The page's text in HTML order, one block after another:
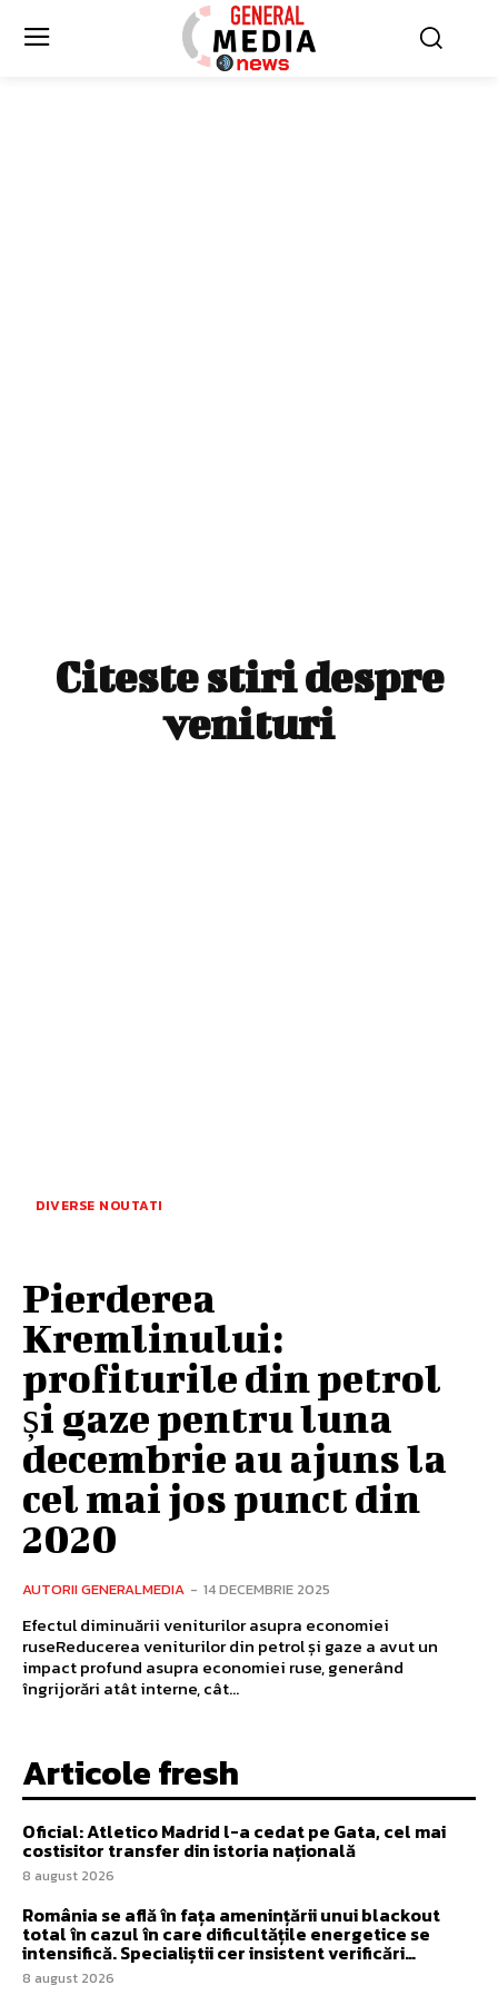
Citeste stiri despre
venituri
DIVERSE NOUTATI
Pierderea
Kremlinului:
profiturile din petrol
și gaze pentru luna
decembrie au ajuns la
cel mai jos punct din
2020
AUTORII GENERALMEDIA - 14 DECEMBRIE 2025
Efectul diminuării veniturilor asupra economiei
ruseReducerea veniturilor din petrol și gaze a avut un
impact profund asupra economiei ruse, generând
îngrijorări atât interne, cât...
Articole fresh
Oficial: Atletico Madrid l-a cedat pe Gata, cel mai
costisitor transfer din istoria națională
8 august 2026
România se află în fața amenințării unui blackout
total în cazul în care dificultățile energetice se
intensifică. Specialiștii cer insistent verificări…
8 august 2026